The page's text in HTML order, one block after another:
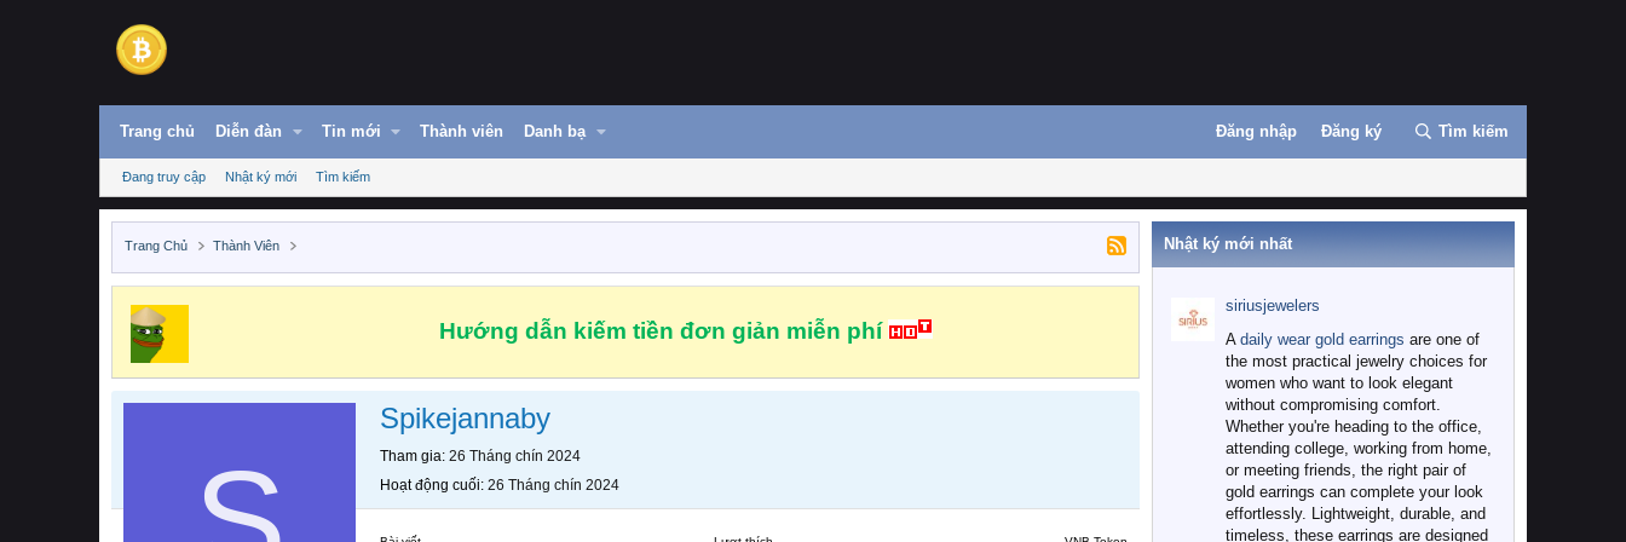
Trang chủ Diễn đàn Tin mới Thành viên Danh bạ Đăng nhập Đăng ký Tìm kiếm
Đang truy cập Nhật ký mới Tìm kiếm
Trang Chủ Thành Viên
Hướng dẫn kiếm tiền đơn giản miễn phí
Spikejannaby
Tham gia 26 Tháng chín 2024
Hoạt động cuối 26 Tháng chín 2024
Nhật ký mới nhất
siriusjewelers
A daily wear gold earrings are one of
the most practical jewelry choices for
women who want to look elegant
without compromising comfort.
Whether you're heading to the office,
attending college, working from home,
or meeting friends, the right pair of
gold earrings can complete your look
effortlessly. Lightweight, durable, and
timeless, these earrings are designed